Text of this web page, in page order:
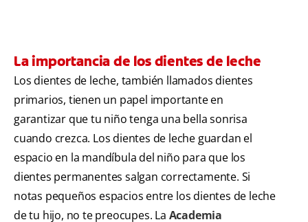
La importancia de los dientes de leche
Los dientes de leche, también llamados dientes
primarios, tienen un papel importante en
garantizar que tu niño tenga una bella sonrisa
cuando crezca. Los dientes de leche guardan el
espacio en la mandíbula del niño para que los
dientes permanentes salgan correctamente. Si
notas pequeños espacios entre los dientes de leche
de tu hijo, no te preocupes. La Academia